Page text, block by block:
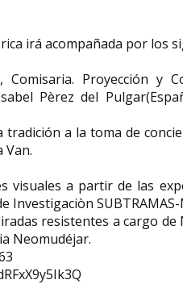
irá acompañada por los
Comisaria. Proyección y
Pèrez del
a la toma de
Van.
visuales a partir de las
SUBTRAMAS-
resistentes a cargo de
Neomudéjar.